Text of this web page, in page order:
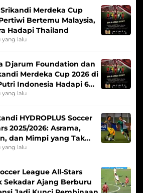
Merdeka Cup
Bertemu Malaysia,
Hadapi Thailand
lalu
Djarum Foundation dan
Merdeka Cup 2026 di
Indonesia Hadapi 6
lalu
HYDROPLUS Soccer
2025/2026: Asrama,
dan Mimpi yang Tak
lalu
League All-Stars
Sekadar Ajang Berburu